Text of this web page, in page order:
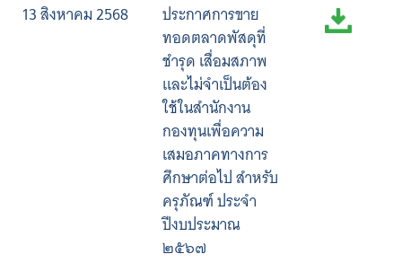
13 สิงหาคม 2568
ประกาศการขาย
ทอดตลาดพัสดุที่
ชำรุด เสื่อมสภาพ
และไม่จำเป็นต้อง
ใช้ในสำนักงาน
กองทุนเพื่อความ
เสมอภาคทางการ
ศึกษาต่อไป สำหรับ
ครุภัณฑ์ ประจำ
ปีงบประมาณ
๒๕๖๗